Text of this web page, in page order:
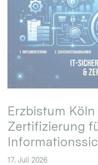
Erzbistum
Zertifizierung
17. Juli 2026